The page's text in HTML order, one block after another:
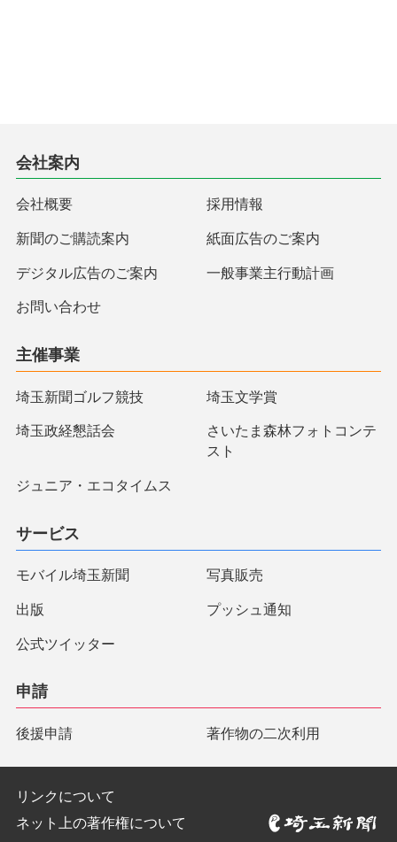
会社案内
会社概要 採用情報
新聞のご購読案内 紙面広告のご案内
デジタル広告のご案内 一般事業主行動計画
お問い合わせ
主催事業
埼玉新聞ゴルフ競技 埼玉文学賞
埼玉政経懇話会
さいたま森林フォトコンテ
スト
ジュニア・エコタイムス
サービス
モバイル埼玉新聞 写真販売
出版 プッシュ通知
公式ツイッター
申請
後援申請 著作物の二次利用
リンクについて
ネット上の著作権について